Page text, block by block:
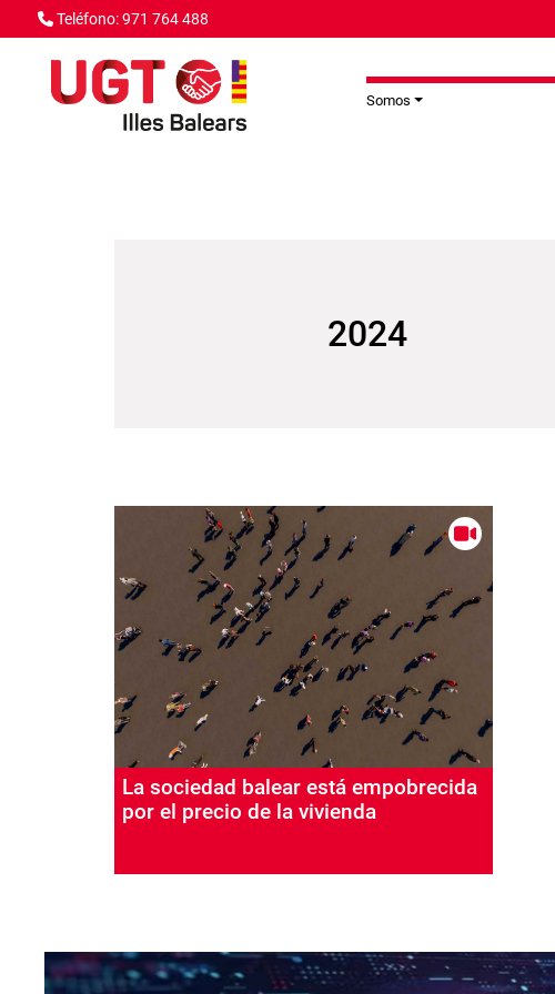
Pasar al contenido principal
Teléfono: 971 764 488
Somos
2024
La sociedad balear está empobrecida
por el precio de la vivienda